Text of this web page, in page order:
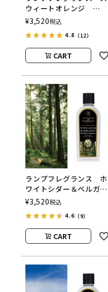
ウィートオレンジ
500ml フレグランスラ
ンプ用オイル
ASHLEIGH&BURWOOD
（アシュレイアンドバー
ウッド）
¥3,520税込
4.8 （12）
CART
ランプフレグランス ホ
ワイトシダー＆ベルガモ
ット 500ml フレグラ
ンスランプ用オイル
ASHLEIGH&BURWOOD
（アシュレイアンドバー
ウッド）
¥3,520税込
4.6 （9）
CART